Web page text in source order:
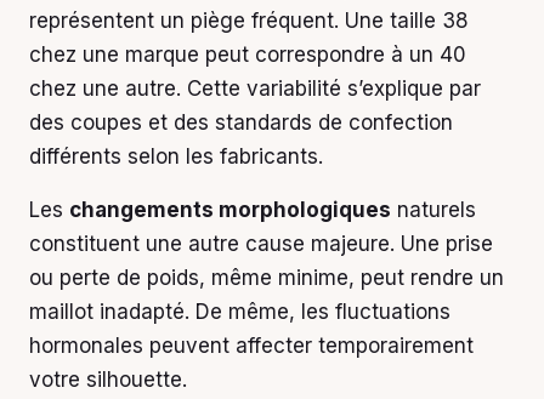
représentent un piège fréquent. Une taille 38
chez une marque peut correspondre à un 40
chez une autre. Cette variabilité s’explique par
des coupes et des standards de confection
différents selon les fabricants.
Les changements morphologiques naturels
constituent une autre cause majeure. Une prise
ou perte de poids, même minime, peut rendre un
maillot inadapté. De même, les fluctuations
hormonales peuvent affecter temporairement
votre silhouette.